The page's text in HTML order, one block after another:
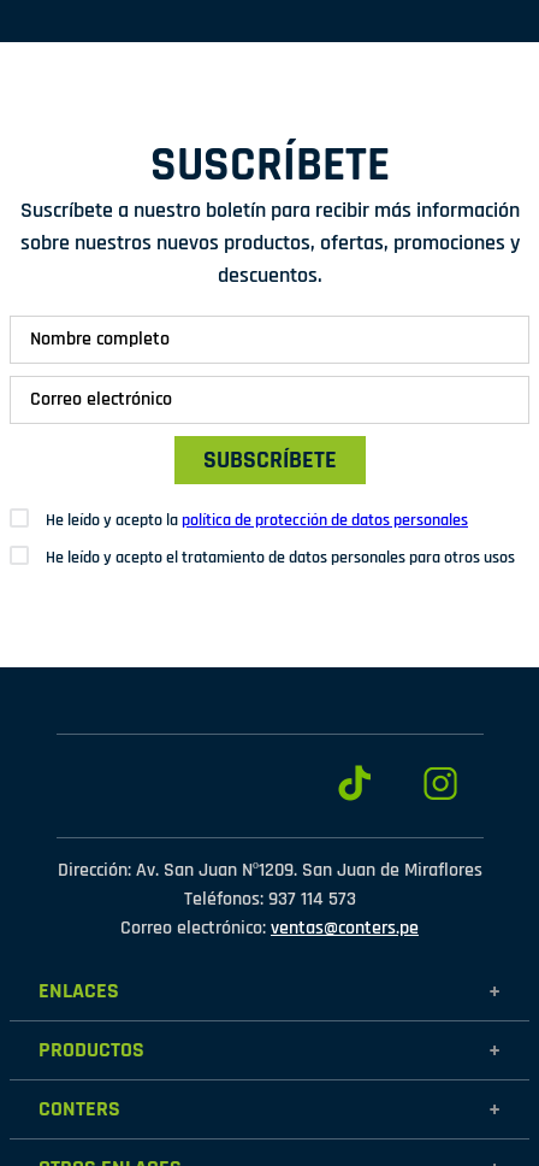
SUSCRÍBETE
Suscríbete a nuestro boletín para recibir más información
sobre nuestros nuevos productos, ofertas, promociones y
descuentos.
SUBSCRÍBETE
He leído y acepto lapolítica de protección de datos personales
He leído y acepto el tratamiento de datos personales para otros usos
Dirección: Av. San Juan Nº1209. San Juan de Miraflores
Teléfonos: 937 114 573
Correo electrónico:ventas@conters.pe
ENLACES +
Mujer
Hombre
PRODUCTOS +
Calzados
Zapatillas
CONTERS +
Nosotros